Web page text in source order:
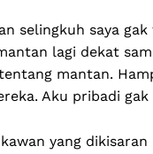
selingkuh saya
lagi dekat
mantan.
Aku pribadi
yang